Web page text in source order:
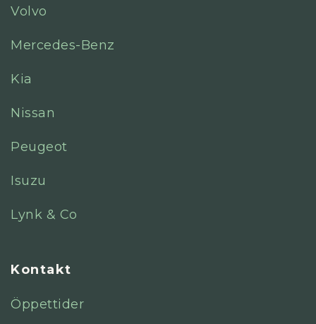
Volvo
Mercedes-Benz
Kia
Nissan
Peugeot
Isuzu
Lynk & Co
Kontakt
Öppettider